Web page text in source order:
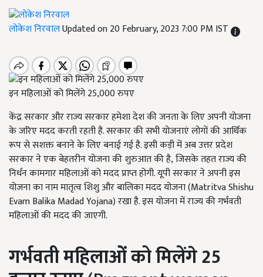
लोकेश निरवालUpdated on 20 February, 2023 7:00 PM IST
इन महिलाओं को मिलेंगे 25,000 रुपए
केंद्र सरकार और राज्य सरकार हमेशा देश की जनता के लिए अपनी योजना
के जरिए मदद करती रहती है. सरकार की सभी योजनाएं लोगों की आर्थिक
रूप से सशक्त बनाने के लिए बनाई गई है. इसी कड़ी में अब उत्तर प्रदेश
सरकार ने एक बेहतरीन योजना की शुरुआत की है,जिसके तहत राज्य की
निर्धन कामगार महिलाओं को मदद प्राप्त होगी. यूपी सरकार ने अपनी इस
योजना का नाम मातृत्व शिशु और बालिका मदद योजना (Matritva Shishu
Evam Balika Madad Yojana)रखा है. इस योजना में राज्य की गर्भवती
महिलाओं की मदद की जाएगी.
गर्भवती महिलाओं को मिलेंगे 25